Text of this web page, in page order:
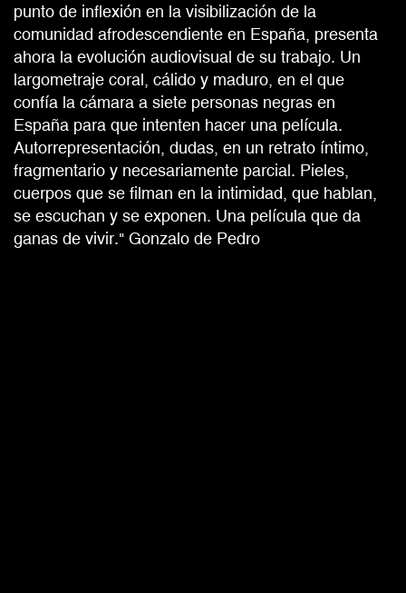
punto de inflexión en la visibilización de la
comunidad afrodescendiente en España, presenta
ahora la evolución audiovisual de su trabajo. Un
largometraje coral, cálido y maduro, en el que
confía la cámara a siete personas negras en
España para que intenten hacer una película.
Autorrepresentación, dudas, en un retrato íntimo,
fragmentario y necesariamente parcial. Pieles,
cuerpos que se filman en la intimidad, que hablan,
se escuchan y se exponen. Una película que da
ganas de vivir." Gonzalo de Pedro